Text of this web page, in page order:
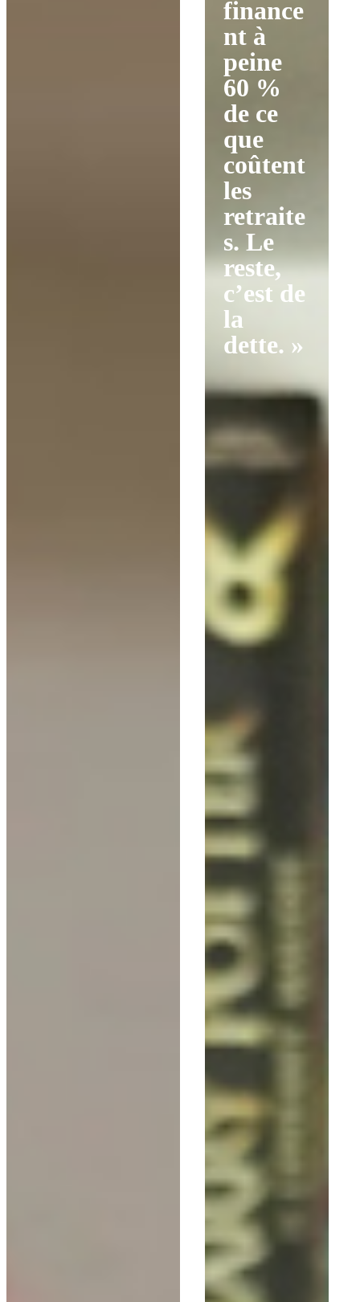
finance
nt à
peine
60 %
de ce
que
coûtent
les
retraite
s. Le
reste,
c’est de
la
dette. »